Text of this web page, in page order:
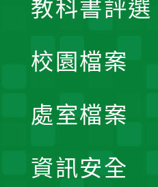
教科書評選
校園檔案
處室檔案
資訊安全